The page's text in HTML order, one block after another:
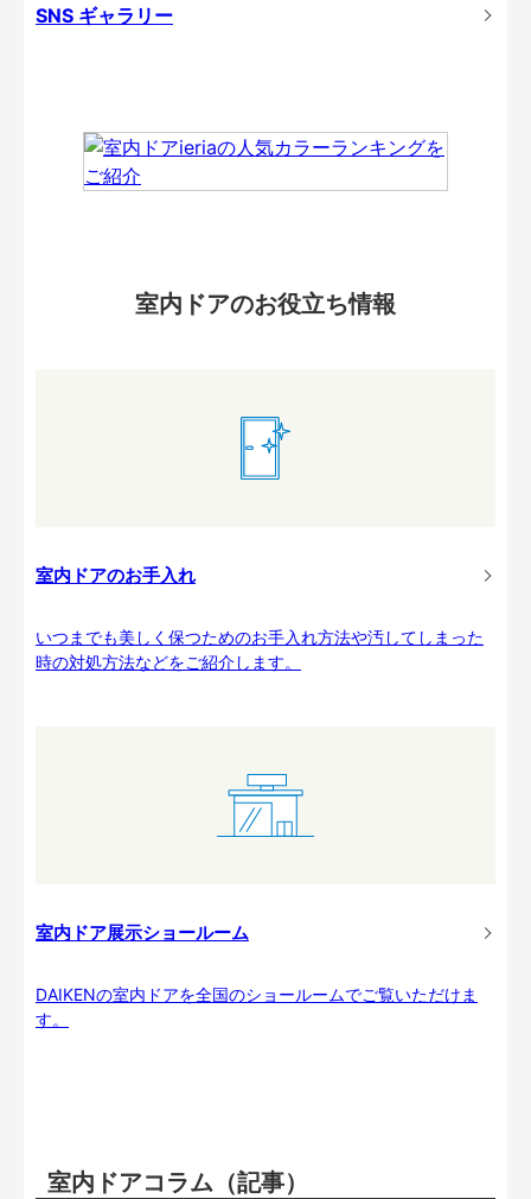
SNS ギャラリー
室内ドアのお役立ち情報
室内ドアのお手入れ
いつまでも美しく保つためのお手入れ方法や汚してしまった
時の対処方法などをご紹介します。
室内ドア展示ショールーム
DAIKENの室内ドアを全国のショールームでご覧いただけま
す。
室内ドアコラム（記事）